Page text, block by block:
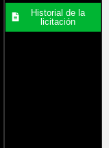
Historial de la
licitación